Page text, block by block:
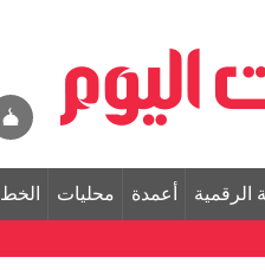
الرقمية أعمدة محليات